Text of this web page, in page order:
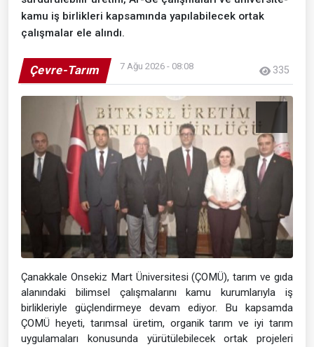
kamu iş birlikleri kapsamında yapılabilecek ortak
çalışmalar ele alındı.
Çevre-Tarım 7 Ağu 2026 - 08:08 335
Çanakkale Onsekiz Mart Üniversitesi (ÇOMÜ), tarım ve gıda
alanındaki bilimsel çalışmalarını kamu kurumlarıyla iş
birlikleriyle güçlendirmeye devam ediyor. Bu kapsamda
ÇOMÜ heyeti, tarımsal üretim, organik tarım ve iyi tarım
uygulamaları konusunda yürütülebilecek ortak projeleri